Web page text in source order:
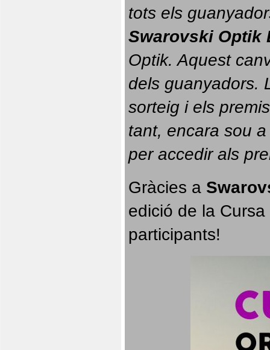
tots els
Swarovski Optik
Optik. Aquest
dels guanyadors.
sorteig i els
tant, encara sou
per accedir als
Gràcies a
edició de la
participants!